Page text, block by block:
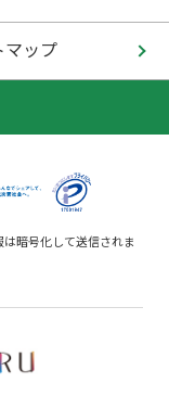
マップ
暗号化して送信されま